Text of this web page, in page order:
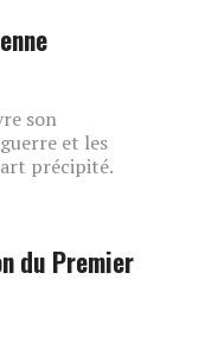
son
et les
précipité.
du Premier